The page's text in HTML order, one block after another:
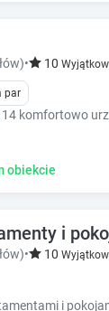
• 10
par
obiekcie
i
• 10